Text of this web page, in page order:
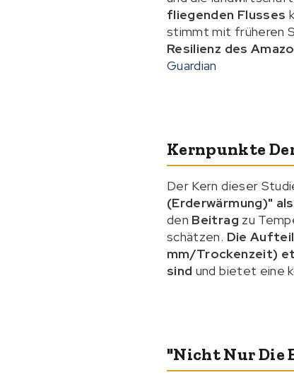
fliegenden Flusses
stimmt mit früheren
Resilienz des
Guardian
Kernpunkte
Der Kern dieser
(Erderwärmung)"
den Beitrag zu
schätzen. Die
mm/Trockenzeit)
sind und bietet eine
"Nicht Nur Die